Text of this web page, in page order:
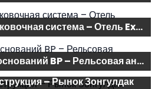
Мембранная парковочная система – Отель Excelsior, Шамкир
Завод глубоких оснований BP – Рельсовая ангарная система
– Рынок Зонгулдак